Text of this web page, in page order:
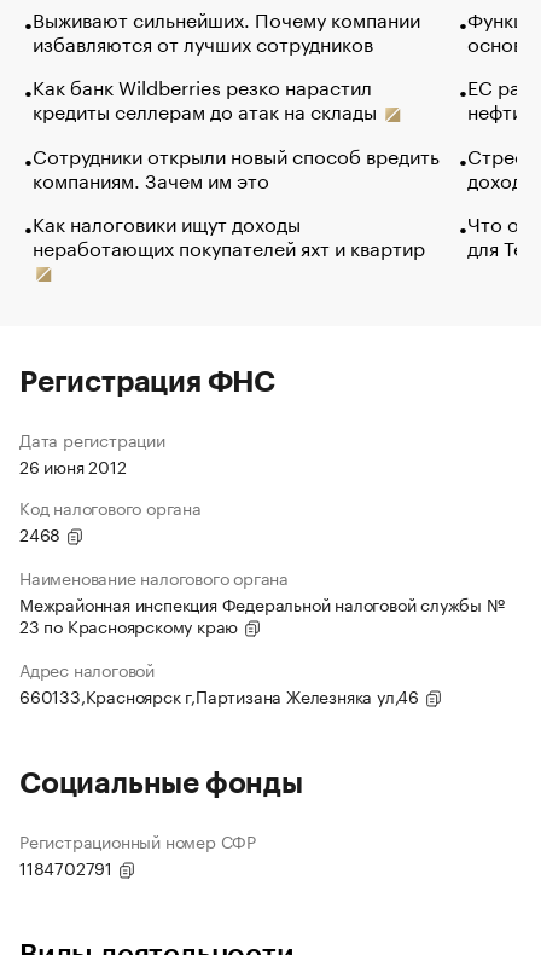
Выживают сильнейших. Почему компании
избавляются от лучших сотрудников
Как банк Wildberries резко нарастил
кредиты селлерам до атак на склады
Сотрудники открыли новый способ вредить
компаниям. Зачем им это
Как налоговики ищут доходы
неработающих покупателей яхт и квартир
основ
ЕС
нефти
Что
для
Регистрация ФНС
Дата регистрации
26 июня 2012
Код налогового органа
2468
Наименование налогового органа
Межрайонная инспекция Федеральной налоговой службы №
23 по Красноярскому краю
Адрес налоговой
660133,Красноярск г,Партизана Железняка ул,46
Социальные фонды
Регистрационный номер СФР
1184702791